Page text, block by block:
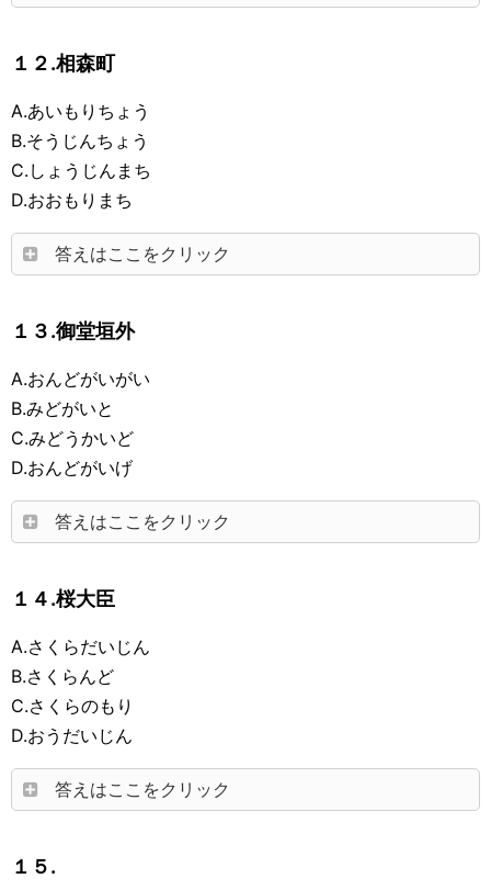
１２.相森町
A.あいもりちょう
B.そうじんちょう
C.しょうじんまち
D.おおもりまち
答えはここをクリック
１３.御堂垣外
A.おんどがいがい
B.みどがいと
C.みどうかいど
D.おんどがいげ
答えはここをクリック
１４.桜大臣
A.さくらだいじん
B.さくらんど
C.さくらのもり
D.おうだいじん
答えはここをクリック
１５.